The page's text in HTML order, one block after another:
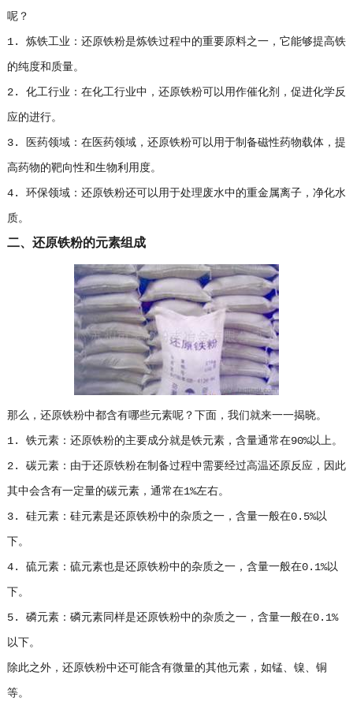
呢？
1. 炼铁工业：还原铁粉是炼铁过程中的重要原料之一，它能够提高铁
的纯度和质量。
2. 化工行业：在化工行业中，还原铁粉可以用作催化剂，促进化学反
应的进行。
3. 医药领域：在医药领域，还原铁粉可以用于制备磁性药物载体，提
高药物的靶向性和生物利用度。
4. 环保领域：还原铁粉还可以用于处理废水中的重金属离子，净化水
质。
二、还原铁粉的元素组成
那么，还原铁粉中都含有哪些元素呢？下面，我们就来一一揭晓。
1. 铁元素：还原铁粉的主要成分就是铁元素，含量通常在90%以上。
2. 碳元素：由于还原铁粉在制备过程中需要经过高温还原反应，因此
其中会含有一定量的碳元素，通常在1%左右。
3. 硅元素：硅元素是还原铁粉中的杂质之一，含量一般在0.5%以
下。
4. 硫元素：硫元素也是还原铁粉中的杂质之一，含量一般在0.1%以
下。
5. 磷元素：磷元素同样是还原铁粉中的杂质之一，含量一般在0.1%
以下。
除此之外，还原铁粉中还可能含有微量的其他元素，如锰、镍、铜
等。